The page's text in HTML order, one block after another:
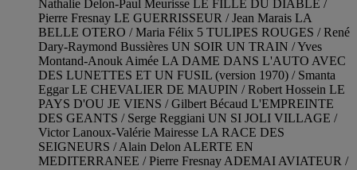
Nathalie Delon-Paul Meurisse LE FILLE DU DIABLE /
Pierre Fresnay LE GUERRISSEUR / Jean Marais LA
BELLE OTERO / Maria Félix 5 TULIPES ROUGES / René
Dary-Raymond Bussières UN SOIR UN TRAIN / Yves
Montand-Anouk Aimée LA DAME DANS L'AUTO AVEC
DES LUNETTES ET UN FUSIL (version 1970) / Smanta
Eggar LE CHEVALIER DE MAUPIN / Robert Hossein LE
PAYS D'OU JE VIENS / Gilbert Bécaud L'EMPREINTE
DES GEANTS / Serge Reggiani UN SI JOLI VILLAGE /
Victor Lanoux-Valérie Mairesse LA RACE DES
SEIGNEURS / Alain Delon ALERTE EN
MEDITERRANEE / Pierre Fresnay ADEMAI AVIATEUR /